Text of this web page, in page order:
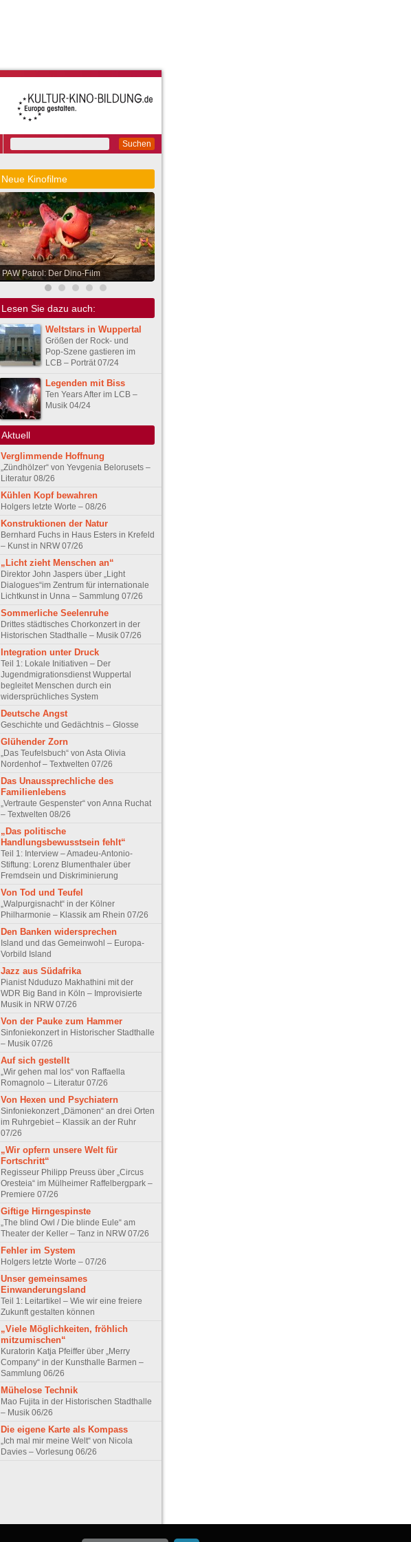
Suchen
Neue Kinofilme
PAW Patrol: Der Dino-Film
Lesen Sie dazu auch:
Weltstars in Wuppertal
Größen der Rock- und
Pop-Szene gastieren im
LCB – Porträt 07/24
Legenden mit Biss
Ten Years After im LCB –
Musik 04/24
Aktuell
Verglimmende Hoffnung
„Zündhölzer“ von Yevgenia Belorusets –
Literatur 08/26
Kühlen Kopf bewahren
Holgers letzte Worte – 08/26
Konstruktionen der Natur
Bernhard Fuchs in Haus Esters in Krefeld
– Kunst in NRW 07/26
„Licht zieht Menschen an“
Direktor John Jaspers über „Light
Dialogues“im Zentrum für internationale
Lichtkunst in Unna – Sammlung 07/26
Sommerliche Seelenruhe
Drittes städtisches Chorkonzert in der
Historischen Stadthalle – Musik 07/26
Integration unter Druck
Teil 1: Lokale Initiativen – Der
Jugendmigrationsdienst Wuppertal
begleitet Menschen durch ein
widersprüchliches System
Deutsche Angst
Geschichte und Gedächtnis – Glosse
Glühender Zorn
„Das Teufelsbuch“ von Asta Olivia
Nordenhof – Textwelten 07/26
Das Unaussprechliche des
Familienlebens
„Vertraute Gespenster“ von Anna Ruchat
– Textwelten 08/26
„Das politische
Handlungsbewusstsein fehlt“
Teil 1: Interview – Amadeu-Antonio-
Stiftung: Lorenz Blumenthaler über
Fremdsein und Diskriminierung
Von Tod und Teufel
„Walpurgisnacht“ in der Kölner
Philharmonie – Klassik am Rhein 07/26
Den Banken widersprechen
Island und das Gemeinwohl – Europa-
Vorbild Island
Jazz aus Südafrika
Pianist Nduduzo Makhathini mit der
WDR Big Band in Köln – Improvisierte
Musik in NRW 07/26
Von der Pauke zum Hammer
Sinfoniekonzert in Historischer Stadthalle
– Musik 07/26
Auf sich gestellt
„Wir gehen mal los“ von Raffaella
Romagnolo – Literatur 07/26
Von Hexen und Psychiatern
Sinfoniekonzert „Dämonen“ an drei Orten
im Ruhrgebiet – Klassik an der Ruhr
07/26
„Wir opfern unsere Welt für
Fortschritt“
Regisseur Philipp Preuss über „Circus
Oresteia“ im Mülheimer Raffelbergpark –
Premiere 07/26
Giftige Hirngespinste
„The blind Owl / Die blinde Eule“ am
Theater der Keller – Tanz in NRW 07/26
Fehler im System
Holgers letzte Worte – 07/26
Unser gemeinsames
Einwanderungsland
Teil 1: Leitartikel – Wie wir eine freiere
Zukunft gestalten können
„Viele Möglichkeiten, fröhlich
mitzumischen“
Kuratorin Katja Pfeiffer über „Merry
Company“ in der Kunsthalle Barmen –
Sammlung 06/26
Mühelose Technik
Mao Fujita in der Historischen Stadthalle
– Musik 06/26
Die eigene Karte als Kompass
„Ich mal mir meine Welt“ von Nicola
Davies – Vorlesung 06/26